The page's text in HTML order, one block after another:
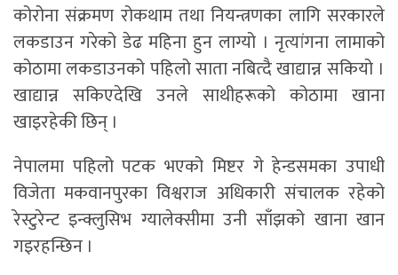
कोरोना संक्रमण रोकथाम तथा नियन्त्रणका लागि सरकारले
लकडाउन गरेको डेढ महिना हुन लाग्यो । नृत्यांगना लामाको
कोठामा लकडाउनको पहिलो साता नबित्दै खाद्यान्न सकियो ।
खाद्यान्न सकिएदेखि उनले साथीहरूको कोठामा खाना
खाइरहेकी छिन् ।
नेपालमा पहिलो पटक भएको मिष्टर गे हेन्डसमका उपाधी
विजेता मकवानपुरका विश्वराज अधिकारी संचालक रहेको
रेस्टुरेन्ट इन्क्लुसिभ ग्यालेक्सीमा उनी साँझको खाना खान
गइरहन्छिन ।